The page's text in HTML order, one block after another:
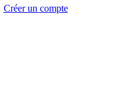
Créer un compte